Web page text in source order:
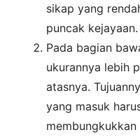
sikap yang
puncak kejayaan.
Pada bagian
ukurannya lebih
atasnya.
yang masuk